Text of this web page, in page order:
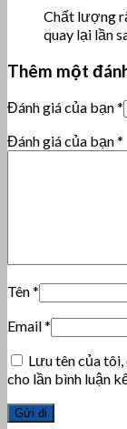
Chất lượng
quay lại lần
Thêm một
Đánh giá của bạn*
Đánh giá của bạn*
Tên*
Email*
Lưu tên của
cho lần bình luận